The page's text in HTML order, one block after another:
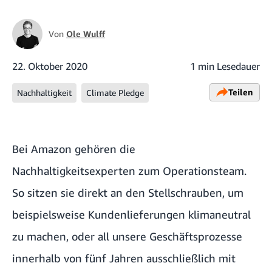
Von Ole Wulff
22. Oktober 2020 1 min Lesedauer
Nachhaltigkeit Climate Pledge Teilen
Bei Amazon gehören die
Nachhaltigkeitsexperten zum Operationsteam.
So sitzen sie direkt an den Stellschrauben, um
beispielsweise Kundenlieferungen klimaneutral
zu machen, oder all unsere Geschäftsprozesse
innerhalb von fünf Jahren ausschließlich mit